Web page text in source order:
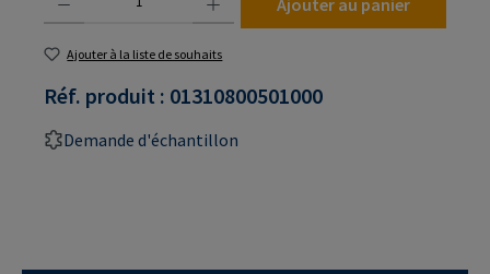
Ajouter au panier
Ajouter à la liste de souhaits
Réf. produit : 01310800501000
Demande d'échantillon